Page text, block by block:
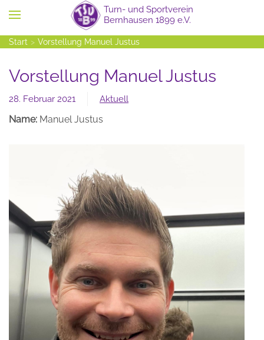
Zum Hauptinhalt springen
Start Vorstellung Manuel Justus
Vorstellung Manuel Justus
28. Februar 2021 Aktuell
Name: Manuel Justus